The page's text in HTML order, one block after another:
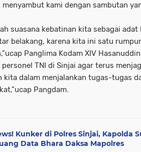
kami dengan sambutan
suasana kebatinan kita sebagai
belakang, karena kita ini satu
Panglima Kodam XIV
personel TNI di Sinjai agar terus
kita dalam menjalankan tugas-tugas
Pangdam.
Kunker di Polres Sinjai, Kapolda
Data Bhara Daksa Mapolres